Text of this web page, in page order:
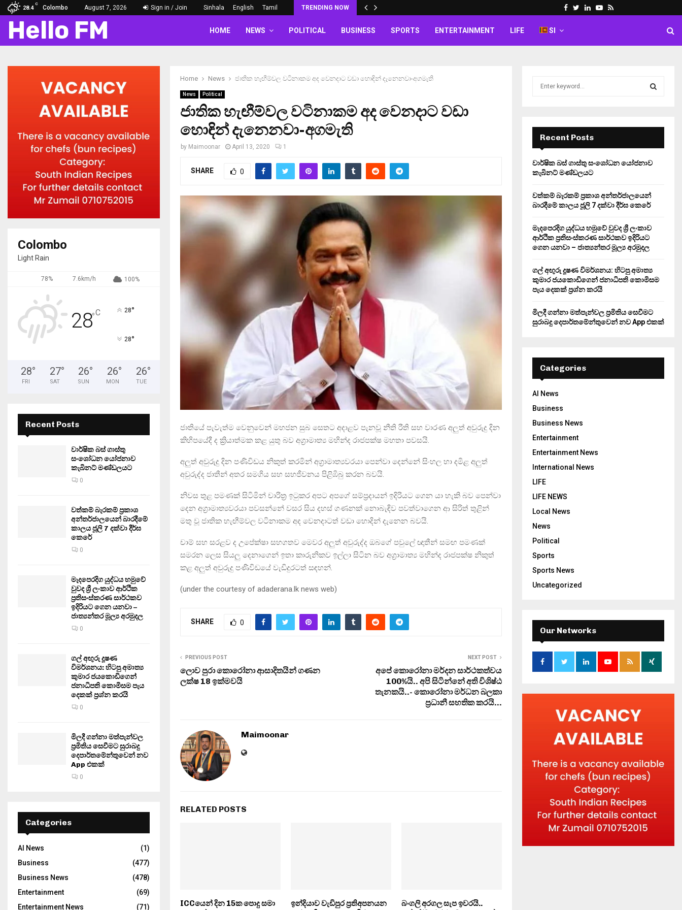
28.4
C
Colombo August 7, 2026 Sign in / Join Sinhala English Tamil TRENDING NOW Facebook
Twitter
LinkedinYoutube
Rss
Hello FM HOME NEWS POLITICAL BUSINESS SPORTS ENTERTAINMENT LIFE SI
Home News ජාතික හැඟීම්වල වටිනාකම අද වෙනදාට වඩා හොඳින් දැනෙනවා-අගමැති
News Political
ජාතික හැඟීම්වල වටිනාකම අද වෙනදාට වඩා
හොඳින් දැනෙනවා-අගමැති
by Maimoonar April 13, 2020 1
SHARE 0
ජාතියේ පැවැත්ම වෙනුවෙන් මහජන සුබ සෙතට අදාළව පැනවූ නීති රීති සහ වාරණ අලුත් අවුරුදු දින
කිහිපයේදී ද ක්‍රියාත්මක කළ යුතු බව අග්‍රාමාත්‍ය මහින්ද රාජපක්ෂ මහතා පවසයි.
අලුත් අවුරුදු දින පණිවිඩය නිකුත් කරමින් අග්‍රාමාත්‍යවරයා පෙන්වා දෙන්නේ සිංහල හා දමිළ අලුත්
අවුරුද්ද ජාතීන් අතර සමගිය සහ සහජීවනය පිළිඹිබු කරන බවයි.
නිවස තුළ පමණක් සිටිමින් චාරිත්‍ර ඉටුකර අපට අපගේ සම්ප්‍රදායන් ඉදිරියට ගෙන යා හැකි බව පෙන්වා
දෙන අග්‍රාමාත්‍යවරයා පවසන්නේ වසර සිය දහස් ගණනක් නොබැඳිව පවත්වාගෙන ආ සිරිත් තුළින්
මතු වූ ජාතික හැඟීම්වල වටිනාකම අද වෙනදාටත් වඩා හොදින් දැනෙන බවයි.
චාම් සහ සරළව ද උපේක්ෂා සහගතව මෙවර අලුත් අවුරුද්ද ඔබගේ පවුලේ ඥාතීන් සමඟ පමණක්
සමරන ලෙස සියලු දෙනාගෙන් ඉතා කාරුනිකව ඉල්ලා සිටින බව අග්‍රාමාත්‍ය මහින්ද රාජපක්ෂ නිකුත්
කළ අලුත් අවුරුදු පණිවිඩයේ වැඩිදුරටත් සඳහන්.
(under the courtesy of adaderana.lk news web)
SHARE 0
PREVIOUS POST
ලොව පුරා කොරෝනා ආසාදිතයින් ගණන
ලක්ෂ 18 ඉක්මවයි
NEXT POST
අපේ කොරෝනා මර්දන සාර්ථකත්වය
100%යි.. අපි සිටින්නේ අති විශිෂ්ඨ
තැනකයි..- කොරෝනා මර්ධන බලකා
ප‍්‍රධානී සහතික කරයි…
Maimoonar
RELATED POSTS
ICCයෙන් දින 15ක පොදු සමා
ඉන්දියාව වැඩිපුර ප‍්‍රතිඅපනයන
බංගලි අරගල සැප ඉවරයි..
Colombo
Light Rain
78% 7.6km/h 100%
28°C 28°
28°
28°
FRI
27°
SAT
26°
SUN
26°
MON
26°
TUE
Recent Posts
වාර්ෂික බස් ගාස්තු
සංශෝධන යෝජනාව
කැබිනට් මණ්ඩලයට
0
වත්කම් බැරකම් ප්‍රකාශ
අන්තර්ජාලයෙන් බාරදීමේ
කාලය ජූලි 7 දක්වා දීර්ඝ
කෙරේ
0
මැදපෙරදිග යුද්ධය හමුවේ
වුවද ශ්‍රී ලංකාව ආර්ථික
ප්‍රතිසංස්කරණ සාර්ථකව
ඉදිරියට ගෙන යනවා –
ජාත්‍යන්තර මූල්‍ය අරමුදල
0
ගල් අඟුරු දූෂණ
විමර්ශනය: හිටපු අමාත්‍ය
කුමාර ජයකොඩිගෙන්
ජනාධිපති කොමිසම පැය
දෙකක් ප්‍රශ්න කරයි
0
මිලදී ගන්නා මත්පැන්වල
ප්‍රමිතිය සෙවීමට සුරාබදු
දෙපාර්තමේන්තුවෙන් නව
App එකක්
0
Categories
AI News
(1)
Business
(477)
Business News
(478)
Entertainment
(69)
Entertainment News
(71)
r
:
E
A
R
H
Recent Posts
වාර්ෂික බස් ගාස්තු සංශෝධන යෝජනාව
කැබිනට් මණ්ඩලයට
වත්කම් බැරකම් ප්‍රකාශ අන්තර්ජාලයෙන්
බාරදීමේ කාලය ජූලි 7 දක්වා දීර්ඝ කෙරේ
මැදපෙරදිග යුද්ධය හමුවේ වුවද ශ්‍රී ලංකාව
ආර්ථික ප්‍රතිසංස්කරණ සාර්ථකව ඉදිරියට
ගෙන යනවා – ජාත්‍යන්තර මූල්‍ය අරමුදල
ගල් අඟුරු දූෂණ විමර්ශනය: හිටපු අමාත්‍ය
කුමාර ජයකොඩිගෙන් ජනාධිපති කොමිසම
පැය දෙකක් ප්‍රශ්න කරයි
මිලදී ගන්නා මත්පැන්වල ප්‍රමිතිය සෙවීමට
සුරාබදු දෙපාර්තමේන්තුවෙන් නව App එකක්
Categories
AI News
Business
Business News
Entertainment
Entertainment News
International News
LIFE
LIFE NEWS
Local News
News
Political
Sports
Sports News
Uncategorized
Our Networks